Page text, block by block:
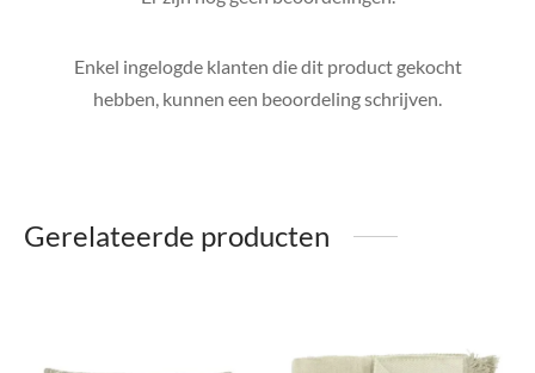
Enkel ingelogde klanten die dit product gekocht
hebben, kunnen een beoordeling schrijven.
Gerelateerde producten